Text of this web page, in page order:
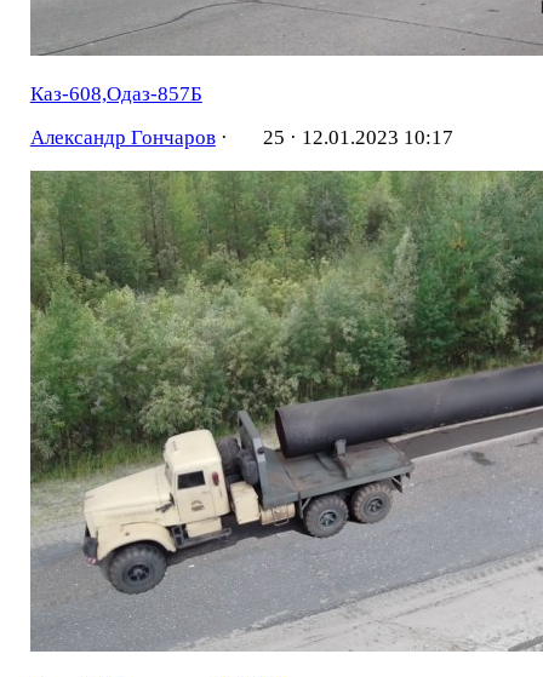
Каз-608,Одаз-857Б
Александр Гончаров· 25 · 12.01.2023 10:17